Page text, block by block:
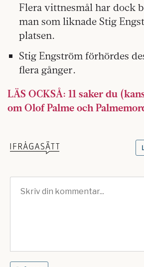
Flera vittnesmål har dock
man som liknade Stig
platsen.
Stig Engström förhördes
flera gånger.
LÄS OCKSÅ: 11 saker du
om Olof Palme och